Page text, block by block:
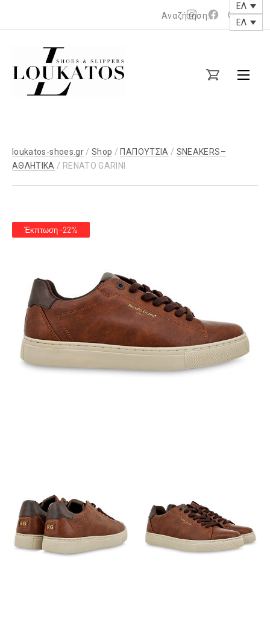
Νέο
παράθυρο
Νέο
παράθυρο
ΕΛ
ΕΛ
loukatos-
shoes.gr
loukatos-shoes.gr/Shop / ΠΑΠΟΥΤΣΙΑ / SNEAKERS–
ΑΘΛΗΤΙΚΑ / RENATO GARINI
Έκπτωση -22%